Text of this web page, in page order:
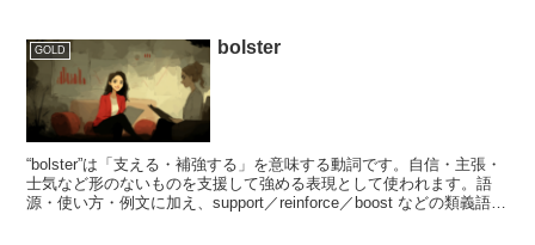
GOLD bolster
“bolster”は「支える・補強する」を意味する動詞です。自信・主張・
士気など形のないものを支援して強める表現として使われます。語
源・使い方・例文に加え、support／reinforce／boost などの類義語と